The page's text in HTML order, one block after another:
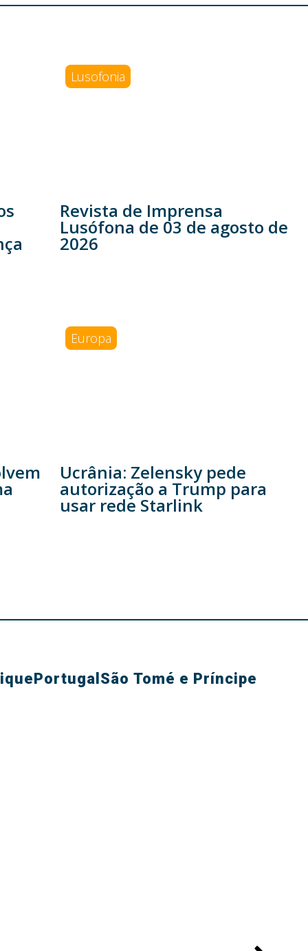
Lusofonia
Revista de Imprensa
Lusófona de 03 de agosto de
2026
Europa
Ucrânia: Zelensky pede
autorização a Trump para
usar rede Starlink
Portugal São Tomé e Príncipe